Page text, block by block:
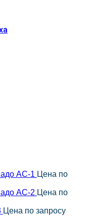
АС-1 Цена по
АС-2 Цена по
Цена по запросу